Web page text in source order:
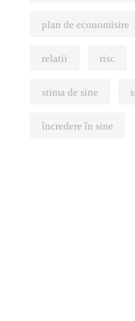
plan de economisire
relatii risc
stima de sine
încredere în sine